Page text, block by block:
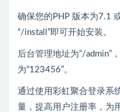
确保您的PHP 版本为7.1
“/install”即可开始安装。
后台管理地址为“/admin”
为“123456”。
通过使用彩虹聚合登录系
量，提高用户注册率，为